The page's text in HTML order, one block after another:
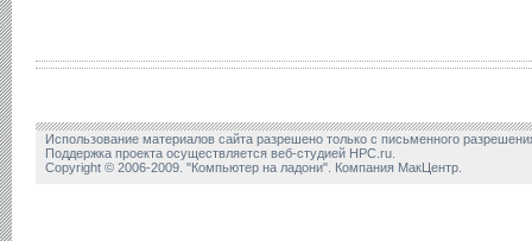
Использование материалов сайта разрешено только с письменного
Поддержка проекта осуществляется веб-студией HPC.ru.
Copyright © 2006-2009. "Компьютер на ладони". Компания МакЦентр.